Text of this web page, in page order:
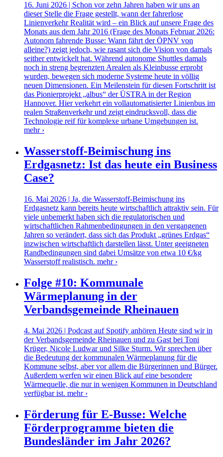
16. Juni 2026 | Schon vor zehn Jahren haben wir uns an
dieser Stelle die Frage gestellt, wann der fahrerlose
Linienverkehr Realität wird – ein Blick auf unsere Frage des
Monats aus dem Jahr 2016 (Frage des Monats Februar 2026:
Autonom fahrende Busse: Wann fährt der ÖPNV von
alleine?) zeigt jedoch, wie rasant sich die Vision von damals
seither entwickelt hat. Während autonome Shuttles damals
noch in streng begrenzten Arealen als Kleinbusse erprobt
wurden, bewegen sich moderne Systeme heute in völlig
neuen Dimensionen. Ein Meilenstein für diesen Fortschritt ist
das Pionierprojekt „albus“ der ÜSTRA in der Region
Hannover. Hier verkehrt ein vollautomatisierter Linienbus im
realen Straßenverkehr und zeigt eindrucksvoll, dass die
Technologie reif für komplexe urbane Umgebungen ist.
mehr ›
Wasserstoff-Beimischung ins
Erdgasnetz: Ist das heute ein Business
Case?
16. Mai 2026 | Ja, die Wasserstoff-Beimischung ins
Erdgasnetz kann bereits heute wirtschaftlich attraktiv sein. Für
viele unbemerkt haben sich die regulatorischen und
wirtschaftlichen Rahmenbedingungen in den vergangenen
Jahren so verändert, dass sich das Produkt „grünes Erdgas“
inzwischen wirtschaftlich darstellen lässt. Unter geeigneten
Randbedingungen sind dabei Umsätze von etwa 10 €/kg
Wasserstoff realistisch. mehr ›
Folge #10: Kommunale
Wärmeplanung in der
Verbandsgemeinde Rheinauen
4. Mai 2026 | Podcast auf Spotify anhören Heute sind wir in
der Verbandsgemeinde Rheinauen und zu Gast bei Toni
Krüger, Nicole Ludwar und Silke Sturm. Wir sprechen über
die Bedeutung der kommunalen Wärmeplanung für die
Kommune selbst, aber vor allem die Bürgerinnen und Bürger.
Außerdem werfen wir einen Blick auf eine besondere
Wärmequelle, die nur in wenigen Kommunen in Deutschland
verfügbar ist. mehr ›
Förderung für E-Busse: Welche
Förderprogramme bieten die
Bundesländer im Jahr 2026?